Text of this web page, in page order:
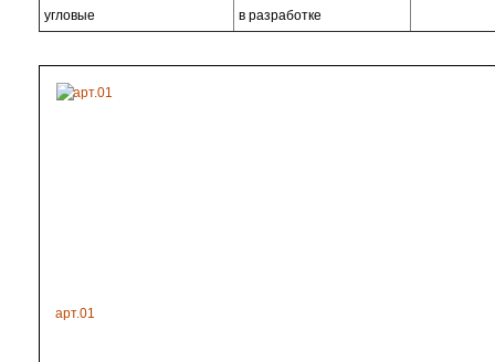
угловые в разработке
арт.01